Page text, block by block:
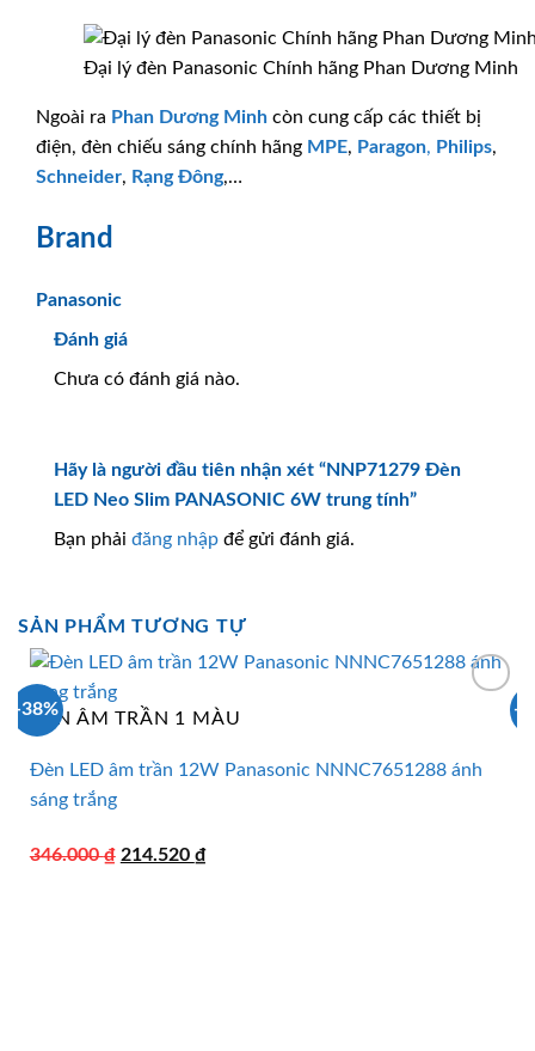
Đại lý đèn Panasonic Chính hãng Phan Dương Minh
Ngoài ra Phan Dương Minh còn cung cấp các thiết bị
điện, đèn chiếu sáng chính hãng MPE, Paragon, Philips,
Schneider, Rạng Đông,…
Brand
Panasonic
Đánh giá
Chưa có đánh giá nào.
Hãy là người đầu tiên nhận xét “NNP71279 Đèn
LED Neo Slim PANASONIC 6W trung tính”
Bạn phải đăng nhập để gửi đánh giá.
SẢN PHẨM TƯƠNG TỰ
-38%
ĐÈN ÂM TRẦN 1 MÀU
Đèn LED âm trần 12W Panasonic NNNC7651288 ánh
sáng trắng
346.000₫ Giá
214.520 ₫Giá
-